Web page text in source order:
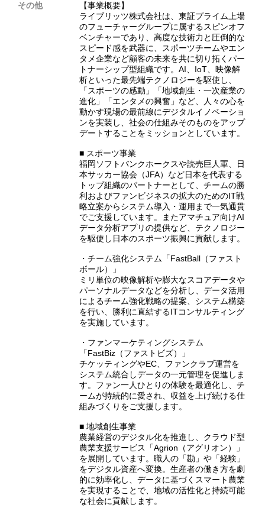
その他
【事業概要】
ライブリッツ株式会社は、東証プライム上場
のフューチャーグループに属するスピンオフ
ベンチャーであり、高度な技術力と圧倒的な
スピード感を武器に、スポーツチームやエン
タメ企業など顧客の未来を共に切り拓くパー
トナーシップ型組織です。AI、IoT、映像解
析といった最先端テクノロジーを駆使し、
「スポーツの感動」「地域創生・一次産業の
進化」「エンタメの興奮」など、人々の心を
動かす現場の最前線にデジタルイノベーショ
ンを実装し、社会の仕組みそのものをアップ
デートすることをミッションとしています。
■ スポーツ事業
福岡ソフトバンクホークスや読売巨人軍、日
本サッカー協会（JFA）など日本を代表する
トップ組織のパートナーとして、チームの勝
利およびファンビジネスの拡大のためのIT戦
略立案からシステム導入・運用まで一気通貫
でご支援しています。またアマチュア向けAI
データ分析アプリの提供など、テクノロジー
を駆使し日本のスポーツ振興に貢献します。
・チーム強化システム「FastBall（ファスト
ボール）」
ミリ単位の映像解析や膨大なスコアデータや
パーソナルデータなどを分析し、データ活用
によるチーム強化戦略の提案、システム構築
を行い、勝利に直結するITコンサルティング
を実施しています。
・ファンマーケティングシステム
「FastBiz（ファストビズ）」
チケッティングやEC、ファンクラブ運営を
システム統合しデータの一元管理を促進しま
す。ファン一人ひとりの体験を最適化し、チ
ームが持続的に愛され、収益を上げ続ける仕
組みづくりをご支援します。
■ 地域創生事業
農業経営のデジタル化を推進し、クラウド型
農業支援サービス「Agrion（アグリオン）」
を展開しています。職人の「勘」や「経験」
をデジタル資産へ変換。生産者の働き方を劇
的に効率化し、データに基づくスマート農業
を実現することで、地域の活性化と持続可能
な社会に貢献します。